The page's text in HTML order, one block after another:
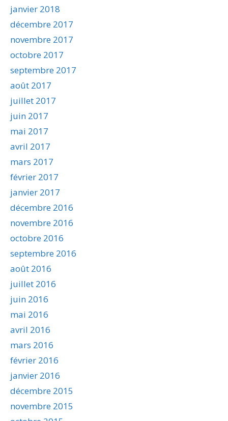
janvier 2018
décembre 2017
novembre 2017
octobre 2017
septembre 2017
août 2017
juillet 2017
juin 2017
mai 2017
avril 2017
mars 2017
février 2017
janvier 2017
décembre 2016
novembre 2016
octobre 2016
septembre 2016
août 2016
juillet 2016
juin 2016
mai 2016
avril 2016
mars 2016
février 2016
janvier 2016
décembre 2015
novembre 2015